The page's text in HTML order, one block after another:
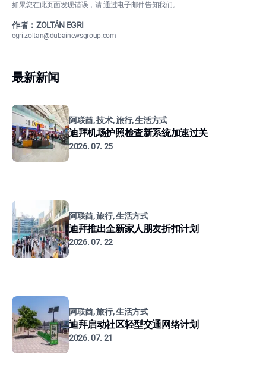
如果您在此页面发现错误，请通过电子邮件告知我们。
作者：ZOLTÁN EGRI
egri.zoltan@dubainewsgroup.com
最新新闻
阿联酋, 技术, 旅行, 生活方式
迪拜机场护照检查新系统加速过关
2026. 07. 25
阿联酋, 旅行, 生活方式
迪拜推出全新家人朋友折扣计划
2026. 07. 22
阿联酋, 旅行, 生活方式
迪拜启动社区轻型交通网络计划
2026. 07. 21